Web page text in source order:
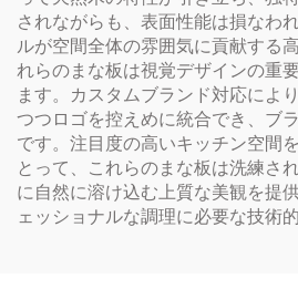
されながらも、表面性能は損なわ
ルが空間全体の雰囲気に貢献する
れらのまな板は視覚デザインの重
ます。カスタムブランド対応によ
つつロゴを控えめに統合でき、ブ
です。注目度の高いキッチン空間
とって、これらのまな板は洗練さ
に自然に溶け込む上質な美観を提
ェッショナルな調理に必要な技術